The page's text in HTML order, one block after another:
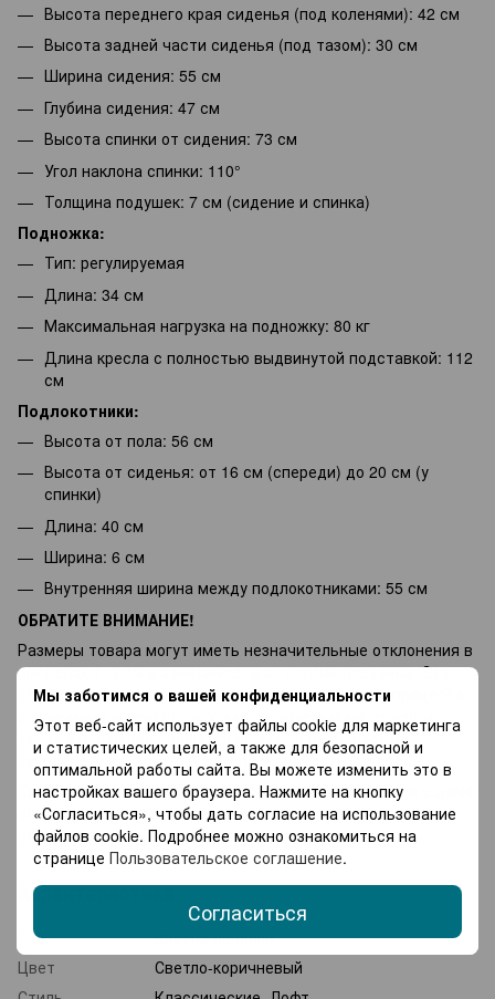
Мы заботимся о вашей конфиденциальности
Этот веб-сайт использует файлы cookie для маркетинга
и статистических целей, а также для безопасной и
оптимальной работы сайта. Вы можете изменить это в
настройках вашего браузера. Нажмите на кнопку
«Согласиться», чтобы дать согласие на использование
файлов cookie. Подробнее можно ознакомиться на
странице Пользовательское соглашение.
Согласиться
Высота переднего края сиденья (под коленями): 42 см
Высота задней части сиденья (под тазом): 30 см
Ширина сидения: 55 см
Глубина сидения: 47 см
Высота спинки от сидения: 73 см
Угол наклона спинки: 110°
Толщина подушек: 7 см (сидение и спинка)
Подножка:
Тип: регулируемая
Длина: 34 см
Максимальная нагрузка на подножку: 80 кг
Длина кресла с полностью выдвинутой подставкой: 112
см
Подлокотники:
Высота от пола: 56 см
Высота от сиденья: от 16 см (спереди) до 20 см (у
спинки)
Длина: 40 см
Ширина: 6 см
Внутренняя ширина между подлокотниками: 55 см
ОБРАТИТЕ ВНИМАНИЕ!
Размеры товара могут иметь незначительные отклонения в
пределах 1–3 см в зависимости от партии поставки. Это
обусловлено особенностями производственного процесса,
различиями в технологиях и используемых материалах.
Такие отклонения являются нормой и не влияют на
качество, удобство или функциональность изделия.
Кресло-качалка B-1012 - идеальный выбор для вашего дома
или террасы. Удобное, стильное и долговечное, оно
подарит ощущение комфорта каждый день.
Характеристики
Тип
Кресла-качалки
Цвет
Светло-коричневый